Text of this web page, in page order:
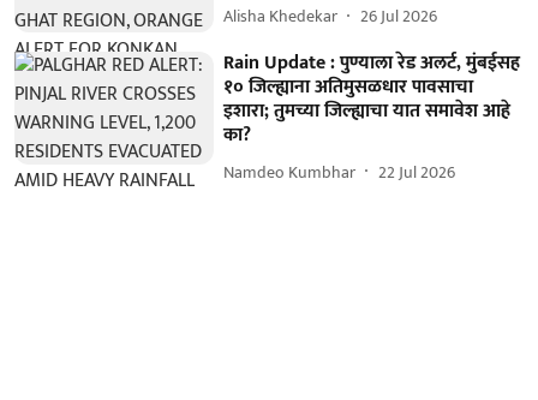
Alisha Khedekar 26 Jul 2026
Rain Update : पुण्याला रेड अलर्ट, मुंबईसह
१० जिल्ह्याना अतिमुसळधार पावसाचा
इशारा; तुमच्या जिल्ह्याचा यात समावेश आहे
का?
Namdeo Kumbhar 22 Jul 2026